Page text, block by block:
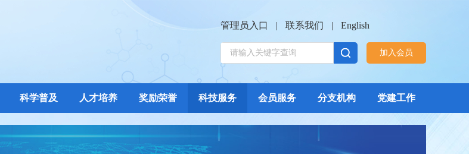
管理员入口 | 联系我们 | English
加入会员
科学普及 人才培养 奖励荣誉 科技服务 会员服务 分支机构 党建工作